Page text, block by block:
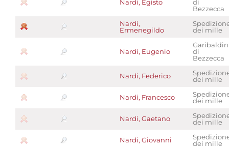
Nardi, Egisto
di
Bezzecca
Nardi,
Ermenegildo
dei mille
Nardi, Eugenio
di
Bezzecca
Nardi, Federico
dei mille
Nardi, Francesco
dei mille
Nardi, Gaetano
dei mille
Nardi, Giovanni
dei mille